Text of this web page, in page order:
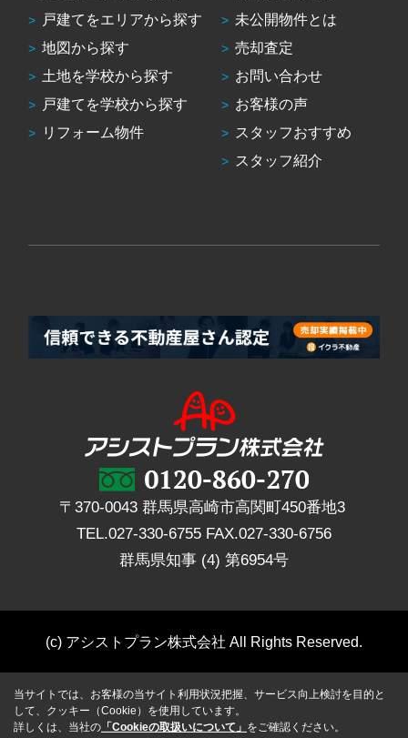
戸建てをエリアから探す
地図から探す
土地を学校から探す
戸建てを学校から探す
リフォーム物件
未公開物件とは
売却査定
お問い合わせ
お客様の声
スタッフおすすめ
スタッフ紹介
〒370-0043 群馬県高崎市高関町450番地3
TEL.027-330-6755 FAX.027-330-6756
群馬県知事 (4) 第6954号
(c) アシストプラン株式会社 All Rights Reserved.
当サイトでは、お客様の当サイト利用状況把握、サービス向上検討を目的と
して、クッキー（Cookie）を使用しています。
詳しくは、当社の 「Cookieの取扱いについて」 をご確認ください。